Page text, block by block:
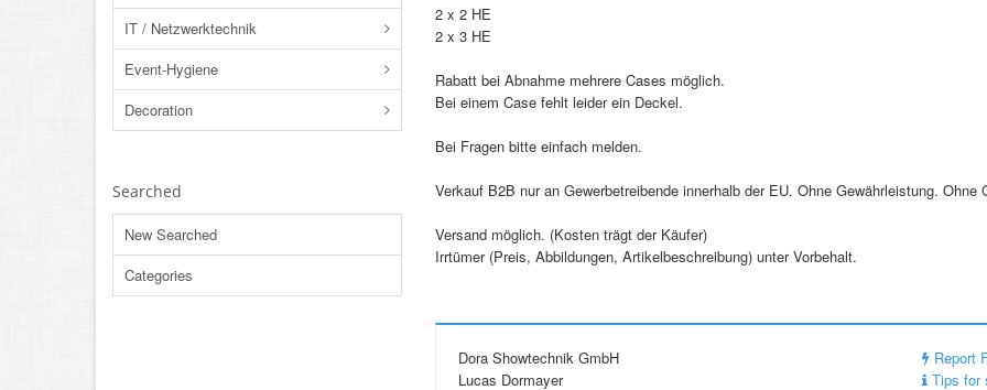
IT / Netzwerktechnik
Event-Hygiene
Decoration
Searched
New Searched
Categories
2 x 2 HE
2 x 3 HE
Rabatt bei Abnahme mehrere Cases möglich.
Bei einem Case fehlt leider ein Deckel.
Bei Fragen bitte einfach melden.
Verkauf B2B nur an Gewerbetreibende innerhalb der EU. Ohne Gewährleistung. Ohne
Versand möglich. (Kosten trägt der Käufer)
Irrtümer (Preis, Abbildungen, Artikelbeschreibung) unter Vorbehalt.
Dora Showtechnik GmbH
Lucas Dormayer
Report
Tips for